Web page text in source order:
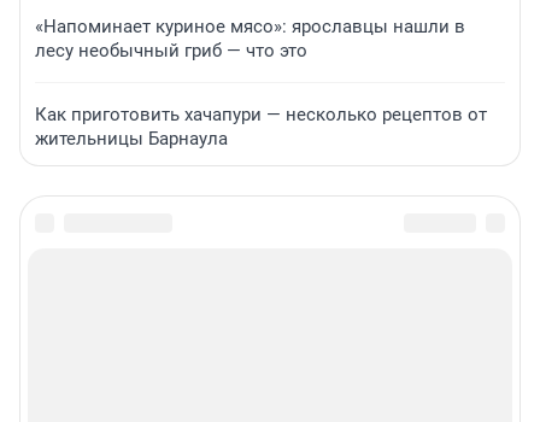
«Напоминает куриное мясо»: ярославцы нашли в
лесу необычный гриб — что это
Как приготовить хачапури — несколько рецептов от
жительницы Барнаула